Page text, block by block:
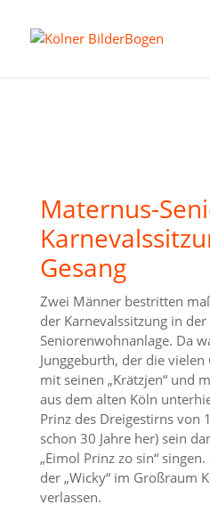
Maternus-
Gesang
Zwei Männer bestritten
der Karnevalssitzung in
Seniorenwohnanlage. Da
Junggeburth, der die vielen
mit seinen „Krätzjen“ und
aus dem alten Köln
Prinz des Dreigestirns von
schon 30 Jahre her) sein
„Eimol Prinz zo sin“
der „Wicky“ im Großraum
verlassen.